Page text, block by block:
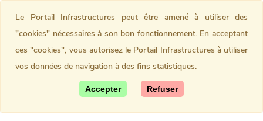
Le Portail Infrastructures peut être amené à utiliser des
"cookies" nécessaires à son bon fonctionnement. En acceptant
ces "cookies", vous autorisez le Portail Infrastructures à utiliser
vos données de navigation à des fins statistiques.
Accepter Refuser